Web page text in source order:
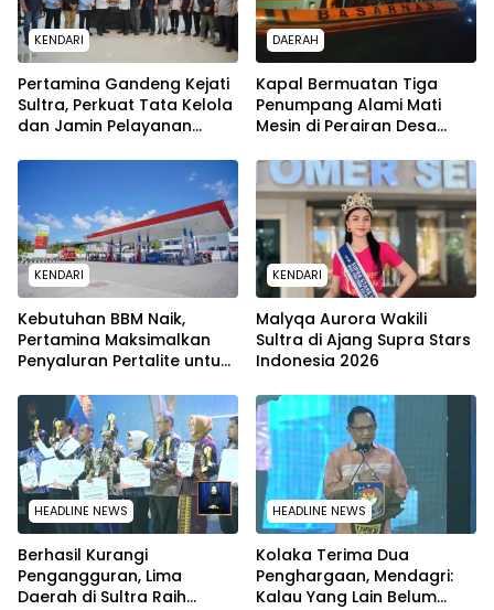
KENDARI
Pertamina Gandeng Kejati
Sultra, Perkuat Tata Kelola
dan Jamin Pelayanan
DAERAH
Kapal Bermuatan Tiga
Penumpang Alami Mati
Mesin di Perairan Desa
Dikerahkan
KENDARI
Kebutuhan BBM Naik,
Pertamina Maksimalkan
Penyaluran Pertalite untuk
KENDARI
Malyqa Aurora Wakili
Sultra di Ajang Supra Stars
Indonesia 2026
HEADLINE NEWS
Berhasil Kurangi
Pengangguran, Lima
Daerah di Sultra Raih
HEADLINE NEWS
Kolaka Terima Dua
Penghargaan, Mendagri:
Kalau Yang Lain Belum